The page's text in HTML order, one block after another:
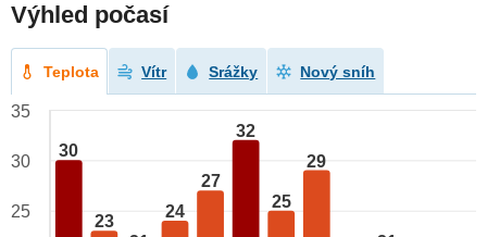
Výhled počasí
Teplota Vítr Srážky Nový sníh
30
23
24
27
32
25
29
35
30
25